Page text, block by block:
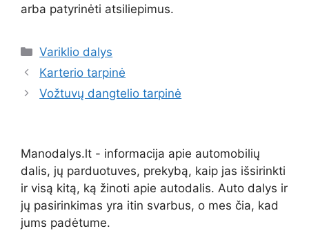
arba patyrinėti atsiliepimus.
Kategorijos
Variklio dalys
Karterio tarpinė
Vožtuvų dangtelio tarpinė
Manodalys.lt - informacija apie automobilių
dalis, jų parduotuves, prekybą, kaip jas išsirinkti
ir visą kitą, ką žinoti apie autodalis. Auto dalys ir
jų pasirinkimas yra itin svarbus, o mes čia, kad
jums padėtume.